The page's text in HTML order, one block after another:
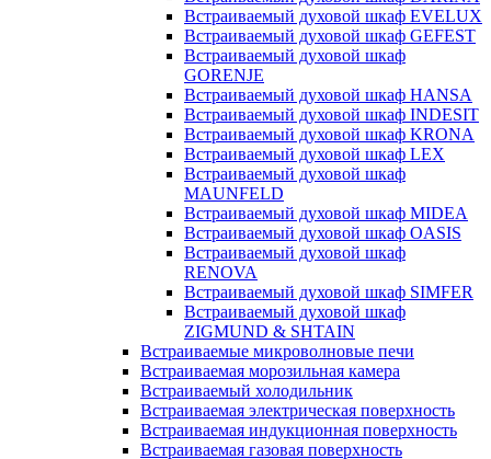
Встраиваемый духовой шкаф EVELUX
Встраиваемый духовой шкаф GEFEST
Встраиваемый духовой шкаф
GORENJE
Встраиваемый духовой шкаф HANSA
Встраиваемый духовой шкаф INDESIT
Встраиваемый духовой шкаф KRONA
Встраиваемый духовой шкаф LEX
Встраиваемый духовой шкаф
MAUNFELD
Встраиваемый духовой шкаф MIDEA
Встраиваемый духовой шкаф OASIS
Встраиваемый духовой шкаф
RENOVA
Встраиваемый духовой шкаф SIMFER
Встраиваемый духовой шкаф
ZIGMUND & SHTAIN
Встраиваемые микроволновые печи
Встраиваемая морозильная камера
Встраиваемый холодильник
Встраиваемая электрическая поверхность
Встраиваемая индукционная поверхность
Встраиваемая газовая поверхность